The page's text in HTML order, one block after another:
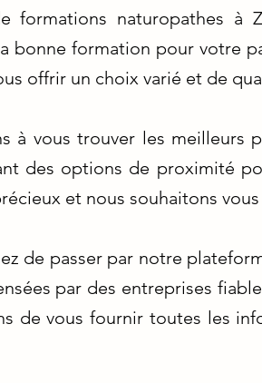
formations naturopathes
bonne formation pour votre
offrir un choix varié et de
à vous trouver les meilleurs
des options de proximité
et nous souhaitons
de passer par notre
par des entreprises
de vous fournir toutes les